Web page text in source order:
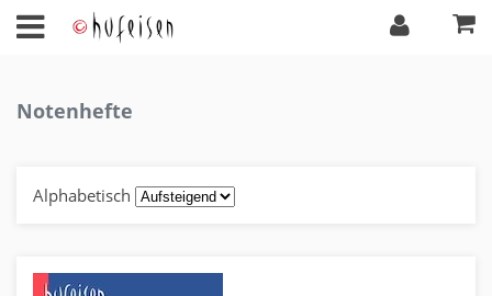
Notenhefte
Alphabetisch